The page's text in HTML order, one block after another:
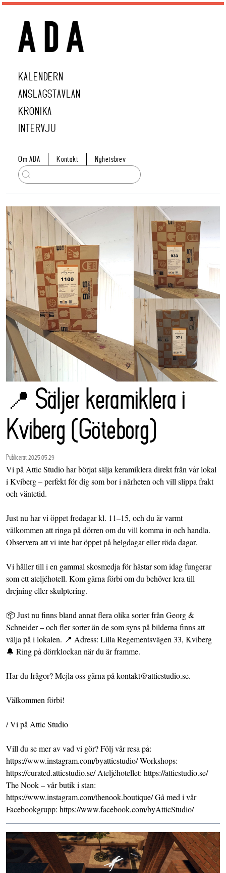
KALENDERN
ANSLAGSTAVLAN
KRÖNIKA
INTERVJU
Om ADA Kontakt Nyhetsbrev
📍 Säljer keramiklera i
Kviberg (Göteborg)
Publicerat 2025.05.29
Vi på Attic Studio har börjat sälja keramiklera direkt från vår lokal
i Kviberg – perfekt för dig som bor i närheten och vill slippa frakt
och väntetid.
Just nu har vi öppet fredagar kl. 11–15, och du är varmt
välkommen att ringa på dörren om du vill komma in och handla.
Observera att vi inte har öppet på helgdagar eller röda dagar.
Vi håller till i en gammal skosmedja för hästar som idag fungerar
som ett ateljéhotell. Kom gärna förbi om du behöver lera till
drejning eller skulptering.
📦 Just nu finns bland annat flera olika sorter från Georg &
Schneider – och fler sorter än de som syns på bilderna finns att
välja på i lokalen. 📍 Adress: Lilla Regementsvägen 33, Kviberg
🔔 Ring på dörrklockan när du är framme.
Har du frågor? Mejla oss gärna på kontakt@atticstudio.se.
Välkommen förbi!
/ Vi på Attic Studio
Vill du se mer av vad vi gör? Följ vår resa på:
https://www.instagram.com/byatticstudio/Workshops:
https://curated.atticstudio.se/Ateljéhotellet: https://atticstudio.se/
The Nook – vår butik i stan:
https://www.instagram.com/thenook.boutique/Gå med i vår
Facebookgrupp: https://www.facebook.com/byAtticStudio/